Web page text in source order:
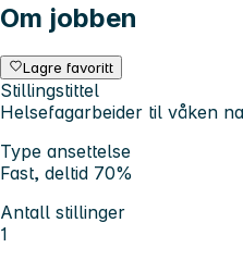
Om jobben
Lagre favoritt
Stillingstittel
Helsefagarbeider til våken
Type ansettelse
Fast, deltid 70%
Antall stillinger
1